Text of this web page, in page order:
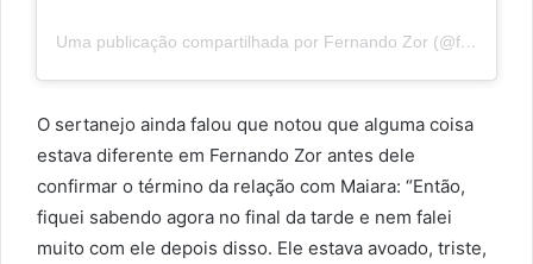
Uma publicação compartilhada por Fernando Zor (@fernando)
O sertanejo ainda falou que notou que alguma coisa
estava diferente em Fernando Zor antes dele
confirmar o término da relação com Maiara: “Então,
fiquei sabendo agora no final da tarde e nem falei
muito com ele depois disso. Ele estava avoado, triste,